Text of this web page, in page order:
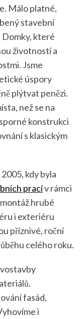
Málo platné,
stavební
které
životností a
Jsme
úspory
plýtvat penězi.
než se na
konstrukci
s klasickým
kdy byla
pracív rámci
hrubé
i exteriéru
příznivé, roční
celého roku.
fasád,
i